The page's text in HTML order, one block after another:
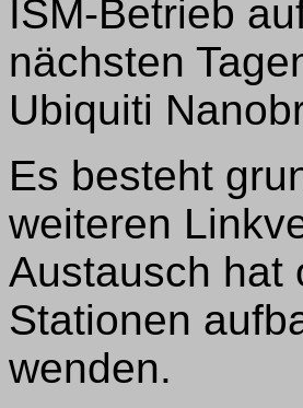
ISM-Betrieb
nächsten
Ubiquiti
Es besteht
weiteren
Austausch hat
Stationen
wenden.